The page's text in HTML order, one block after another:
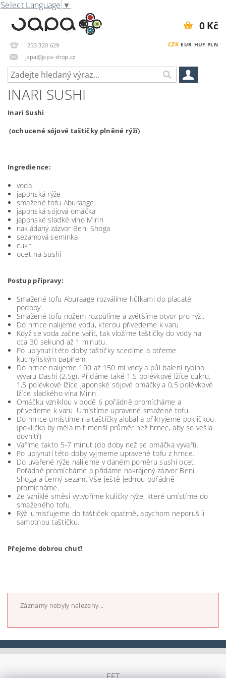
Select Language ▼
233 320 629
japa@japa-shop.cz
CZK EUR HUF PLN
0 Kč
INARI SUSHI
Inari Sushi
(ochucené sójové taštičky plněné rýží)
Ingredience:
voda
japonská rýže
smažené tofu Aburaage
japonská sójová omáčka
japonské sladké víno Mirin
nakládaný zázvor Beni Shoga
sezamová semínka
cukr
ocet na Sushi
Postup přípravy:
Smažené tofu Aburaage rozválíme hůlkami do placaté
podoby.
Smažené tofu nožem rozpůlíme a zvětšíme otvor pro rýži.
Do hrnce nalijeme vodu, kterou přivedeme k varu.
Když se voda začne vařit, tak vložíme taštičky do vody na
cca 30 sekund až 1 minutu.
Po uplynutí této doby taštičky scedíme a otřeme
kuchyňským papírem.
Do hrnce nalijeme 100 až 150 ml vody a půl balení rybího
vývaru Dashi (2,5g). Přidáme také 1,5 polévkové lžíce cukru,
1,5 polévkové lžíce japonské sójové omáčky a 0,5 polévkové
lžíce sladkého vína Mirin.
Omáčku vzniklou v bodě 6 pořádně promícháme a
přivedeme k varu. Umístíme upravené smažené tofu.
Do hrnce umístíme na taštičky alobal a přikryjeme pokličkou
(poklička by měla mít menší průměr než hrnec, aby se vešla
dovnitř)
Vaříme takto 5-7 minut (do doby než se omáčka vyvaří).
Po uplynutí této doby vyjmeme upravené tofu z hrnce.
Do uvařené rýže nalijeme v daném poměru sushi ocet.
Pořádně promícháme a přidáme nakrájený zázvor Beni
Shoga a černý sezam. Vše ještě jednou pořádně
promícháme.
Ze vzniklé směsi vytvoříme kuličky rýže, které umístíme do
smaženého tofu.
Rýži umisťujeme do taštiček opatrně, abychom neporušili
samotnou taštičku.
Přejeme dobrou chuť!
Záznamy nebyly nalezeny...